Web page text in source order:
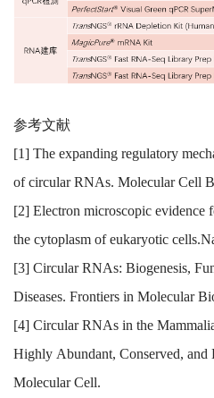
参考文献
[1] The expanding regulatory
of circular RNAs. Molecular Cell
[2] Electron microscopic
the cytoplasm of eukaryotic
[3] Circular RNAs: Biogenesis,
Diseases. Frontiers in Molecular
[4] Circular RNAs in the
Highly Abundant, Conserved, and
Molecular Cell.